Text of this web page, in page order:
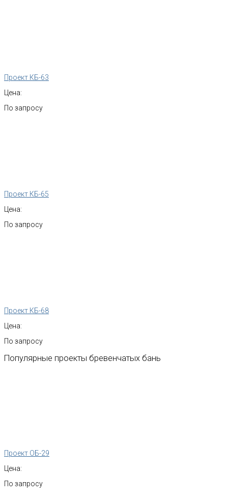
Проект КБ-63
Цена:
По запросу
Проект КБ-65
Цена:
По запросу
Проект КБ-68
Цена:
По запросу
Популярные проекты бревенчатых бань
Проект ОБ-29
Цена:
По запросу